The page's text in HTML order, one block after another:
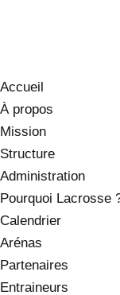
Accueil
À propos
Mission
Structure
Administration
Pourquoi Lacrosse
Calendrier
Arénas
Partenaires
Entraineurs